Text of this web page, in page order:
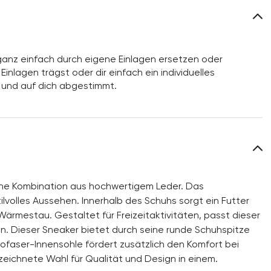
einfach durch eigene Einlagen ersetzen oder
trägst oder dir einfach ein individuelles
auf dich abgestimmt.
Kombination aus hochwertigem Leder. Das
Aussehen. Innerhalb des Schuhs sorgt ein Futter
Gestaltet für Freizeitaktivitäten, passt dieser
Dieser Sneaker bietet durch seine runde Schuhspitze
Innensohle fördert zusätzlich den Komfort bei
Wahl für Qualität und Design in einem.